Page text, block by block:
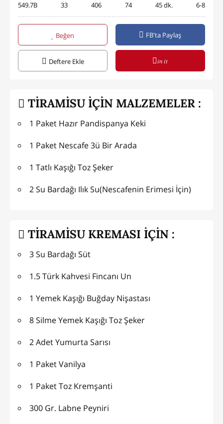
549.7B 33 406 74 45 dk. 6-8
Beğen FB'ta Paylaş
Deftere Ekle in it
TİRAMİSU İÇİN MALZEMELER :
1 Paket Hazır Pandispanya Keki
1 Paket Nescafe 3ü Bir Arada
1 Tatlı Kaşığı Toz Şeker
2 Su Bardağı Ilık Su(Nescafenin Erimesi İçin)
TİRAMİSU KREMASI İÇİN :
3 Su Bardağı Süt
1.5 Türk Kahvesi Fincanı Un
1 Yemek Kaşığı Buğday Nişastası
8 Silme Yemek Kaşığı Toz Şeker
2 Adet Yumurta Sarısı
1 Paket Vanilya
1 Paket Toz Kremşanti
300 Gr. Labne Peyniri